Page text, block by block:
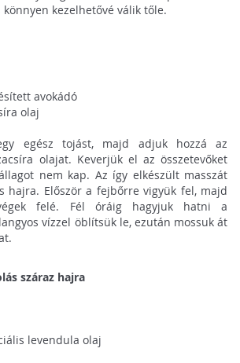
kezelhetővé válik tőle.
avokádó
olaj
egész tojást, majd adjuk hozzá az
olajat. Keverjük el az összetevőket
nem kap. Az így elkészült masszát
hajra. Először a fejbőrre vigyük fel, majd
felé. Fél óráig hagyjuk hatni a
vízzel öblítsük le, ezután mossuk át
száraz hajra
levendula olaj